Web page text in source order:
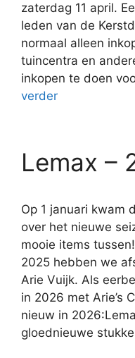
zaterdag 11 april.
leden van de
normaal alleen
tuincentra en
inkopen te doen
verder
Lemax –
Op 1 januari kwam
over het nieuwe
mooie items
2025 hebben we
Arie Vuijk. Als
in 2026 met Arie’s
nieuw in
gloednieuwe